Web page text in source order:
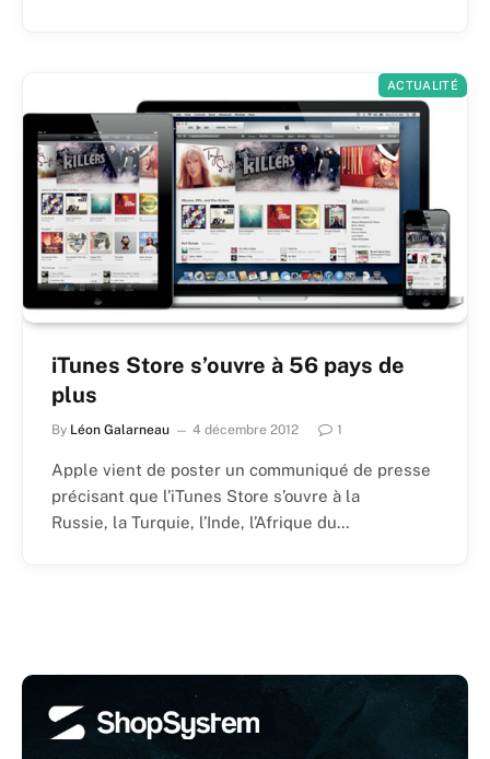
ACTUALITÉ
iTunes Store s’ouvre à 56 pays de
plus
By Léon Galarneau 4 décembre 2012 1
Apple vient de poster un communiqué de presse
précisant que l’iTunes Store s’ouvre à la
Russie, la Turquie, l’Inde, l’Afrique du…